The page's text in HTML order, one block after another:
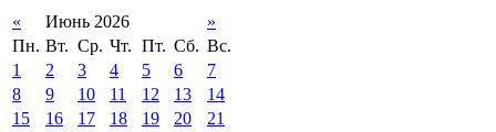
« Июнь 2026
»
Пн. Вт. Ср. Чт. Пт. Сб. Вс.
1
2 3 4 5 6
7
8
9 10 11 12 13
14
15
16 17 18 19 20
21